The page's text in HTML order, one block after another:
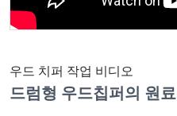
우드 치퍼 작업 비디오
드럼형 우드칩퍼의 원료